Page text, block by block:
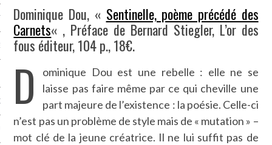
EN VOD
Dominique Dou, « Sentinelle, poème précédé des
Carnets« , Préface de Bernard Stiegler, L’or des
fous éditeur, 104 p., 18€.
D
ominique Dou est une rebelle : elle ne se
laisse pas faire même par ce qui cheville une
part majeure de l’existence : la poésie. Celle-ci
n’est pas un problème de style mais de « mutation » –
mot clé de la jeune créatrice. Il ne lui suffit pas de